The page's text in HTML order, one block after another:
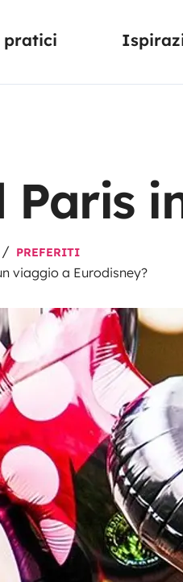
pratici
PREFERITI
viaggio a Eurodisney?